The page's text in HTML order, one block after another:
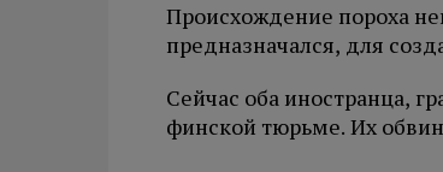
Происхождение пороха
предназначался, для
Сейчас оба иностранца,
финской тюрьме. Их